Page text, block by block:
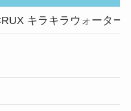
キラキラウォーター